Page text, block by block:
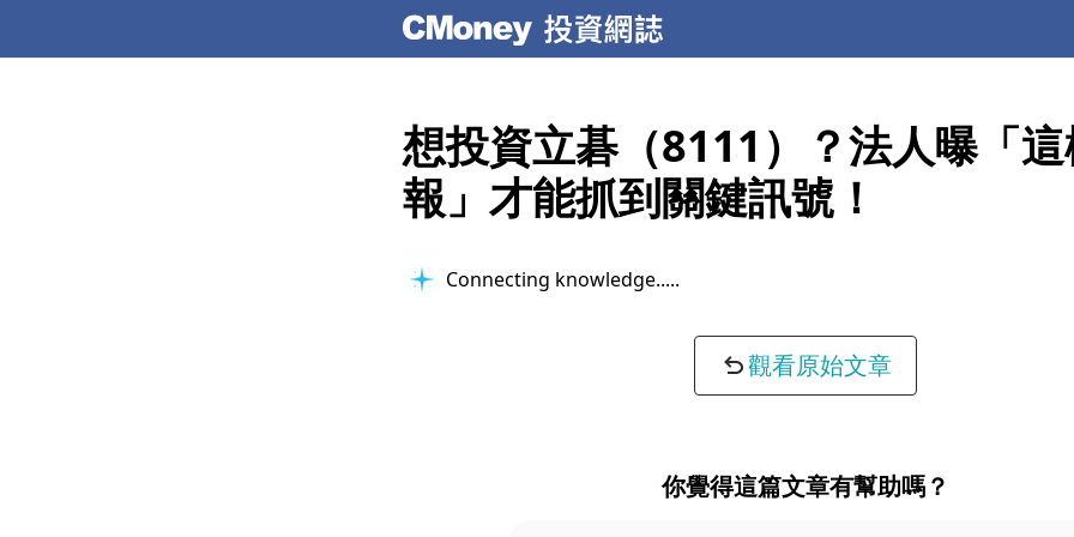
想投資立碁（8111）？法人曝「
報」才能抓到關鍵訊號！
Connecting knowledge...
觀看原始文章
你覺得這篇文章有幫助嗎？